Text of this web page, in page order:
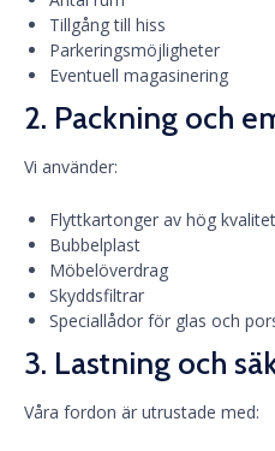
Tillgång till hiss
Parkeringsmöjligheter
Eventuell magasinering
2. Packning och
Vi använder:
Flyttkartonger av hög kvalitet
Bubbelplast
Möbelöverdrag
Skyddsfiltrar
Speciallådor för glas och
3. Lastning och
Våra fordon är utrustade med: